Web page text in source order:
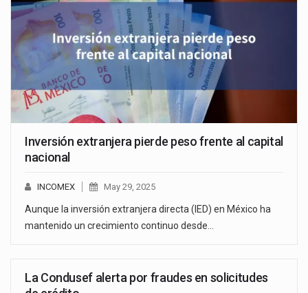
Inversión extranjera pierde peso frente al capital
nacional
INCOMEX May 29, 2025
Aunque la inversión extranjera directa (IED) en México ha
mantenido un crecimiento continuo desde…
La Condusef alerta por fraudes en solicitudes